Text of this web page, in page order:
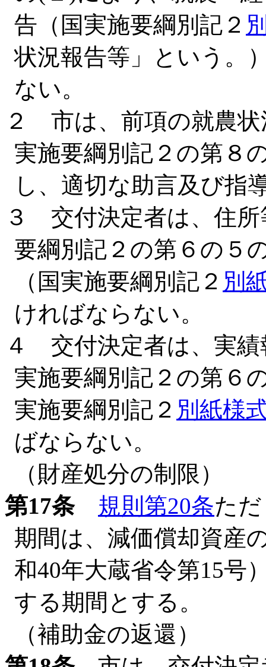
告（国実施要綱別記２
状況報告等」という。
ない。
２ 市は、前項の就農状
実施要綱別記２の第８
し、適切な助言及び指
３ 交付決定者は、住所
要綱別記２の第６の５
（国実施要綱別記２ 別
ければならない。
４ 交付決定者は、実績
実施要綱別記２の第６
実施要綱別記２ 別紙様
ばならない。
（財産処分の制限）
第17条
規則第20条た
期間は、減価償却資産
和40年大蔵省令第15号
する期間とする。
（補助金の返還）